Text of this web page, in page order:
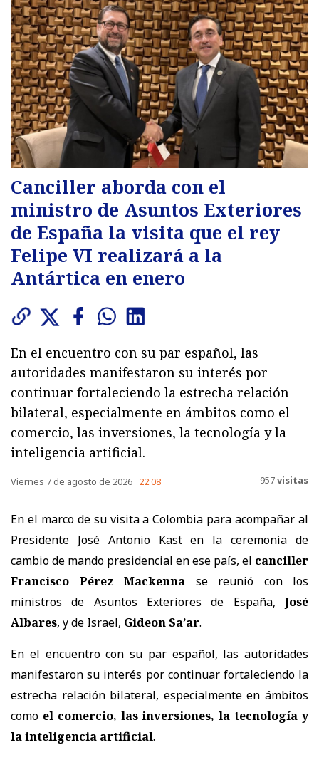
Canciller aborda con el
ministro de Asuntos Exteriores
de España la visita que el rey
Felipe VI realizará a la
Antártica en enero
En el encuentro con su par español, las
autoridades manifestaron su interés por
continuar fortaleciendo la estrecha relación
bilateral, especialmente en ámbitos como el
comercio, las inversiones, la tecnología y la
inteligencia artificial.
Viernes 7 de agosto de 2026 22:08 957visitas
En el marco de su visita a Colombia para acompañar al
Presidente José Antonio Kast en la ceremonia de
cambio de mando presidencial en ese país, el canciller
Francisco Pérez Mackenna se reunió con los
ministros de Asuntos Exteriores de España, José
Albares, y de Israel, Gideon Sa’ar.
En el encuentro con su par español, las autoridades
manifestaron su interés por continuar fortaleciendo la
estrecha relación bilateral, especialmente en ámbitos
como el comercio, las inversiones, la tecnología y
la inteligencia artificial.